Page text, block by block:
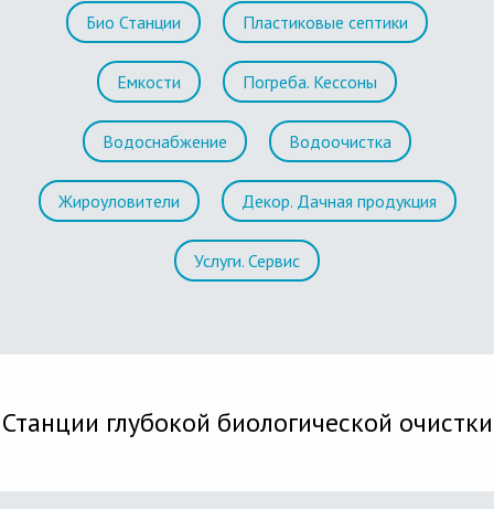
Био Станции Пластиковые септики
Емкости Погреба. Кессоны
Водоснабжение Водоочистка
Жироуловители Декор. Дачная продукция
Услуги. Сервис
Станции глубокой биологической очистки